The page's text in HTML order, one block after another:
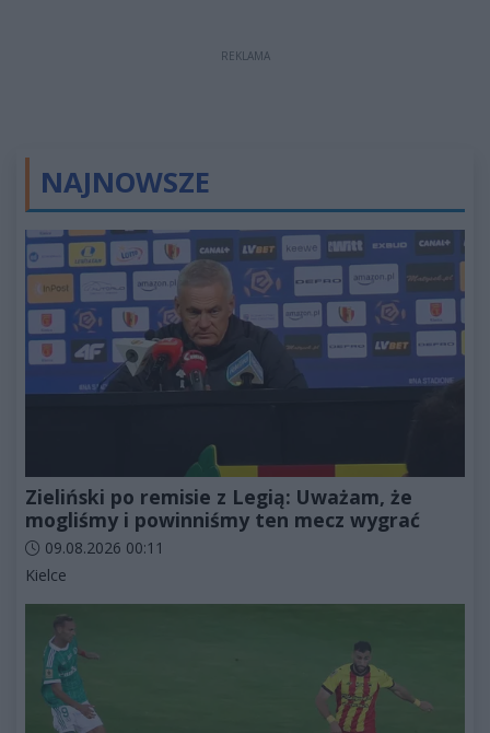
REKLAMA
NAJNOWSZE
Zieliński po remisie z Legią: Uważam, że
mogliśmy i powinniśmy ten mecz wygrać
Data dodania artykułu:
09.08.2026 00:11
Kategorie artykułu:
Kielce